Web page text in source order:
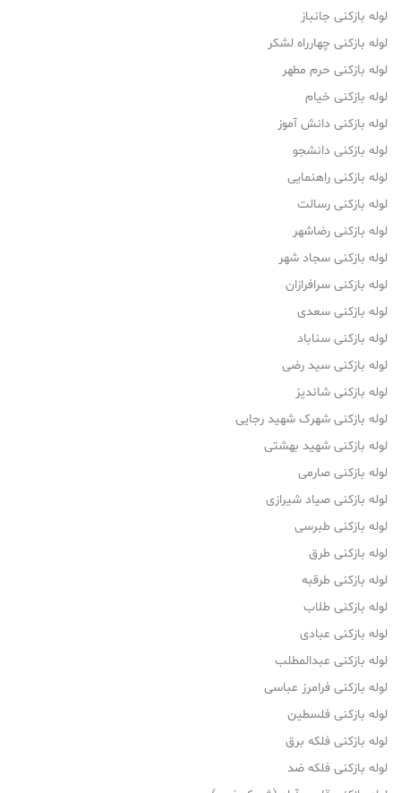
لوله بازکنی جانباز
لوله بازکنی چهارراه لشکر
لوله بازکنی حرم مطهر
لوله بازکنی خیام
لوله بازکنی دانش آموز
لوله بازکنی دانشجو
لوله بازکنی راهنمایی
لوله بازکنی رسالت
لوله بازکنی رضاشهر
لوله بازکنی سجاد شهر
لوله بازکنی سرافرازان
لوله بازکنی سعدی
لوله بازکنی سناباد
لوله بازکنی سید رضی
لوله بازکنی شاندیز
لوله بازکنی شهرک شهید رجایی
لوله بازکنی شهید بهشتی
لوله بازکنی صارمی
لوله بازکنی صیاد شیرازی
لوله بازکنی طبرسی
لوله بازکنی طرق
لوله بازکنی طرقبه
لوله بازکنی طلاب
لوله بازکنی عبادی
لوله بازکنی عبدالمطلب
لوله بازکنی فرامرز عباسی
لوله بازکنی فلسطین
لوله بازکنی فلکه برق
لوله بازکنی فلکه ضد